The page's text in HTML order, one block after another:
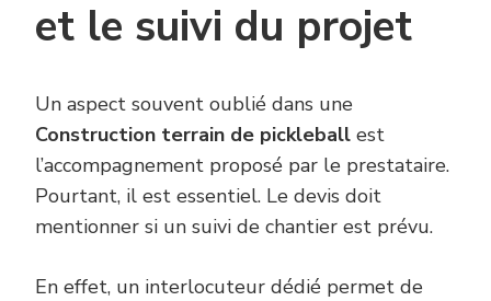
et le suivi du projet
Un aspect souvent oublié dans une
Construction terrain de pickleball est
l’accompagnement proposé par le prestataire.
Pourtant, il est essentiel. Le devis doit
mentionner si un suivi de chantier est prévu.
En effet, un interlocuteur dédié permet de